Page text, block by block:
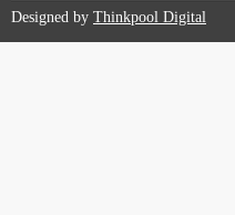
Designed byThinkpool Digital